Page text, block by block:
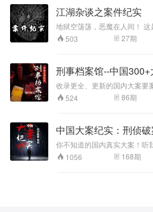
江湖杂谈之案件纪实
地狱空荡荡，恶魔在人间！
503
27期
刑事档案馆--中国
收录更全、更新的国内大案要
524
86期
中国大案纪实：刑侦
你不知道的国内真实大案！听我来跟你说！绝对精彩，绝对有趣，绝对扣人
境，着力弘扬了公安民警舍生忘死的卫士风采。 真实的故事，虐心的情节，匪夷所思的案情，尽在本节目《大案纪实：刑侦破案大全》。
1056 168期